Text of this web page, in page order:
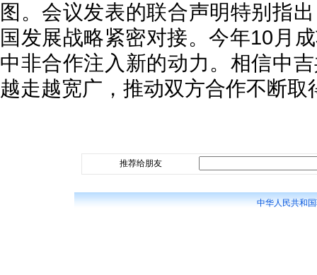
图。会议发表的联合声明特别指
国发展战略紧密对接。今年10月
中非合作注入新的动力。相信中
越走越宽广，推动双方合作不断
推荐给朋友
中华人民共和